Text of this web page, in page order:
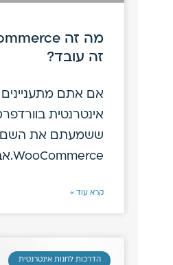
זה עובד?
אם אתם מתעניינים
אינטרנטית
ששמעתם את השם
WooCommerce.אבל
קרא עוד »
הדרכות לחנות אינטרנטית